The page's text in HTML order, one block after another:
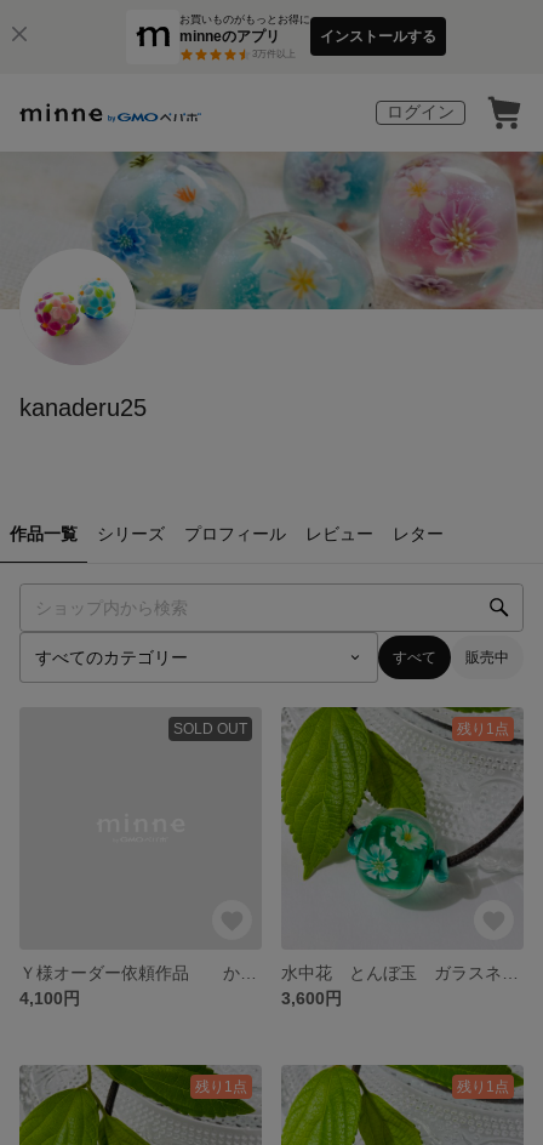
お買いものがもっとお得に
minneのアプリ
3万件以上
インストールする
ログイン
kanaderu25
作品一覧 シリーズ プロフィール レビュー レター
すべて 販売中
SOLD OUT
4,100円
残り1点
3,600円
残り1点 残り1点